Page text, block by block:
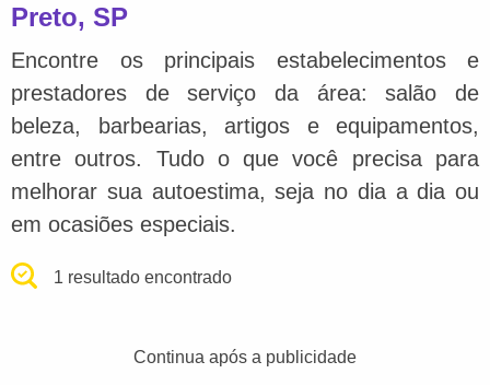
Preto, SP
Encontre os principais estabelecimentos e
prestadores de serviço da área: salão de
beleza, barbearias, artigos e equipamentos,
entre outros. Tudo o que você precisa para
melhorar sua autoestima, seja no dia a dia ou
em ocasiões especiais.
1 resultado encontrado
Continua após a publicidade